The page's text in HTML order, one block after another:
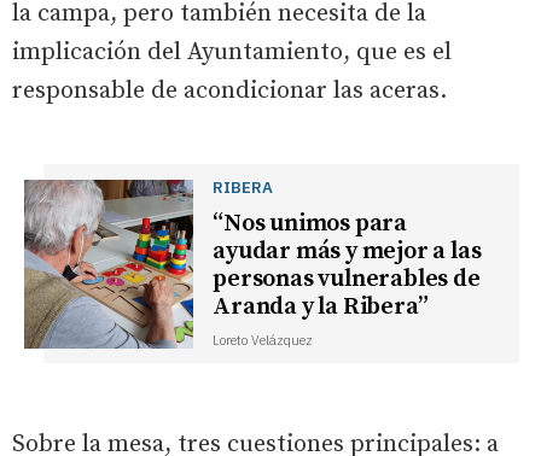
la campa, pero también necesita de la
implicación del Ayuntamiento, que es el
responsable de acondicionar las aceras.
RIBERA
“Nos unimos para
ayudar más y mejor a las
personas vulnerables de
Aranda y la Ribera”
Loreto Velázquez
Sobre la mesa, tres cuestiones principales: a